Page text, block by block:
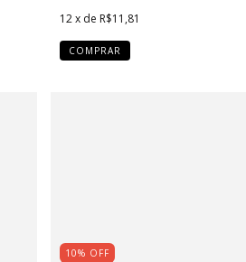
12 x de R$11,81
COMPRAR
10% OFF